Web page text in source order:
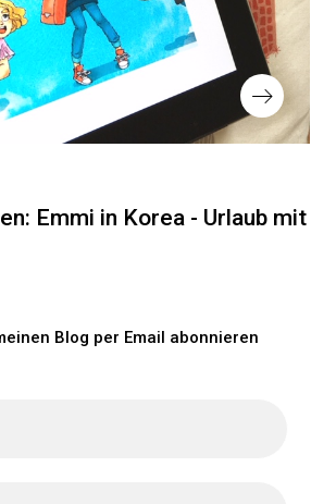
Emmi in Korea - Urlaub mit
Blog per Email abonnieren